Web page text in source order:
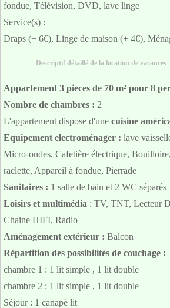
fondue, Télévision, DVD, lave linge
Service(s) :
Draps (+ 6€), Linge de maison (+ 4€),
Descriptif détaillé de la location de vacances
Appartement 3 pieces de 70 m² pour 8
Nombre de chambres : 2
L'appartement dispose d'une cuisine
Equipement electroménager : lave
Micro-ondes, Cafetière électrique,
raclette, Appareil à fondue, Pierrade
Sanitaires : 1 salle de bain et 2 WC séparés
Loisirs et multimédia : TV, TNT, Lecteur
Chaine HIFI, Radio
Aménagement extérieur : Balcon
Répartition des possibilités de couchage :
chambre 1 : 1 lit simple , 1 lit double
chambre 2 : 1 lit simple , 1 lit double
Séjour : 1 canapé lit